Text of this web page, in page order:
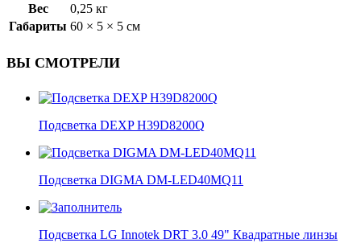
Вес
0,25 кг
Габариты 60 × 5 × 5 см
ВЫ СМОТРЕЛИ
Подсветка DEXP H39D8200Q
Подсветка DIGMA DM-LED40MQ11
Подсветка LG Innotek DRT 3.0 49" Квадратные линзы